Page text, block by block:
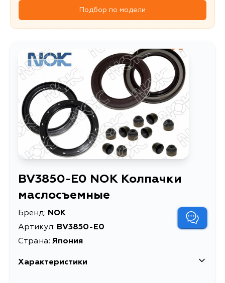
Подбор по модели
BV3850-E0 NOK Колпачки
маслосъемные
Бренд: NOK
Артикул: BV3850-E0
Страна: Япония
Характеристики